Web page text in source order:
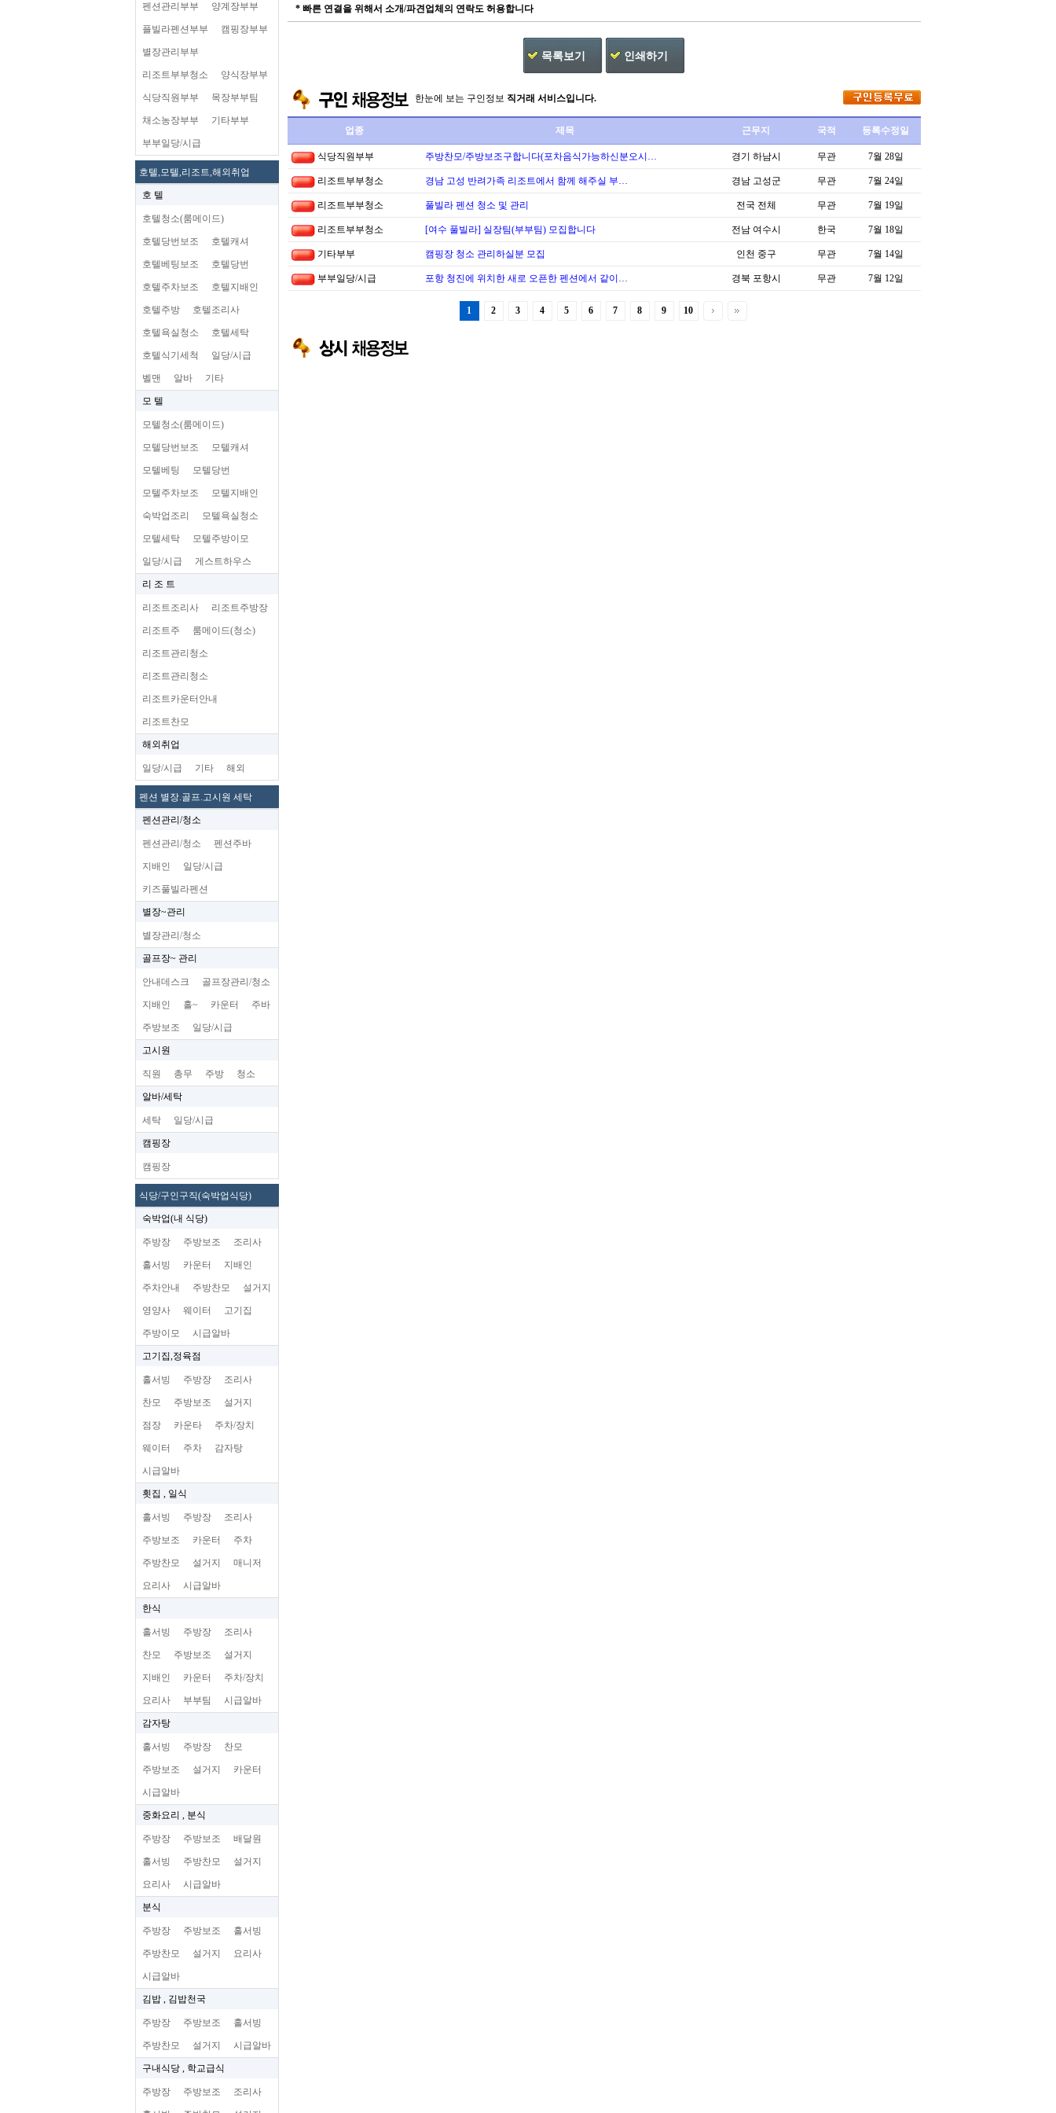
펜션관리부부 양계장부부
플빌라펜션부부 캠핑장부부
별장관리부부
리조트부부청소 양식장부부
식당직원부부 목장부부팀
채소농장부부 기타부부
부부일당/시급
호텔,모텔,리조트,해외취업
호 텔
호텔청소(룸메이드)
호텔당번보조 호텔캐셔
호텔베팅보조 호텔당번
호텔주차보조 호텔지배인
호텔주방 호텔조리사
호텔욕실청소 호텔세탁
호텔식기세척 일당/시급
벨맨 알바 기타
모 텔
모텔청소(룸메이드)
모텔당번보조 모텔캐셔
모텔베팅 모텔당번
모텔주차보조 모텔지배인
숙박업조리 모텔욕실청소
모텔세탁 모텔주방이모
일당/시급 게스트하우스
리 조 트
리조트조리사 리조트주방장
리조트주 룸메이드(청소)
리조트관리청소
리조트관리청소
리조트카운터안내
리조트찬모
해외취업
일당/시급 기타 해외
펜션 별장.골프.고시원 세탁
펜션관리/청소
펜션관리/청소 펜션주바
지배인 일당/시급
키즈풀빌라펜션
별장~관리
별장관리/청소
골프장~ 관리
안내데스크 골프장관리/청소
지배인 홀~ 카운터 주바
주방보조 일당/시급
고시원
직원 총무 주방 청소
알바/세탁
세탁 일당/시급
캠핑장
캠핑장
식당/구인구직(숙박업식당)
숙박업(내 식당)
주방장 주방보조 조리사
홀서빙 카운터 지배인
주차안내 주방찬모 설거지
영양사 웨이터 고기집
주방이모 시급알바
고기집,정육점
홀서빙 주방장 조리사
찬모 주방보조 설거지
점장 카운타 주차/장치
웨이터 주차 감자탕
시급알바
횟집 , 일식
홀서빙 주방장 조리사
주방보조 카운터 주차
주방찬모 설거지 매니저
요리사 시급알바
한식
홀서빙 주방장 조리사
찬모 주방보조 설거지
지배인 카운터 주차/장치
요리사 부부팀 시급알바
감자탕
홀서빙 주방장 찬모
주방보조 설거지 카운터
시급알바
중화요리 , 분식
주방장 주방보조 배달원
홀서빙 주방찬모 설거지
요리사 시급알바
분식
주방장 주방보조 홀서빙
주방찬모 설거지 요리사
시급알바
김밥 , 김밥천국
주방장 주방보조 홀서빙
주방찬모 설거지 시급알바
구내식당 , 학교급식
주방장 주방보조 조리사
* 빠른 연결을 위해서 소개/파견업체의 연락도 허용합니다
목록보기 인쇄하기
한눈에 보는 구인정보 직거래 서비스입니다.
업종 제목 근무지 국적 등록수정일
식당직원부부 주방찬모/주방보조구합니다(포차음식가능하신분오시… 경기 하남시 무관 7월 28일
리조트부부청소 경남 고성 반려가족 리조트에서 함께 해주실 부… 경남 고성군 무관 7월 24일
리조트부부청소 풀빌라 펜션 청소 및 관리 전국 전체 무관 7월 19일
리조트부부청소 [여수 풀빌라] 실장팀(부부팀) 모집합니다 전남 여수시 한국 7월 18일
기타부부 캠핑장 청소 관리하실분 모집 인천 중구 무관 7월 14일
부부일당/시급 포항 청진에 위치한 새로 오픈한 펜션에서 같이… 경북 포항시 무관 7월 12일
1 2 3 4 5 6 7 8 9 10